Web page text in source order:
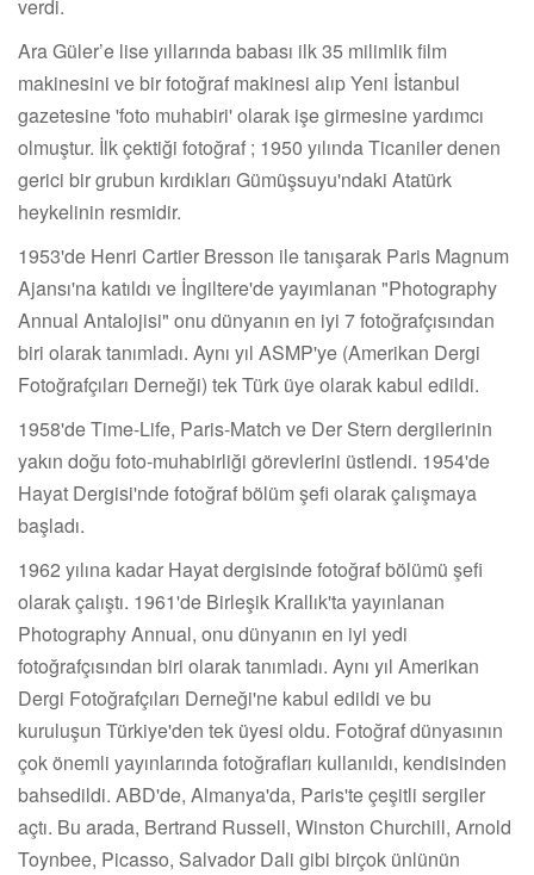
verdi.
Ara Güler’e lise yıllarında babası ilk 35 milimlik film
makinesini ve bir fotoğraf makinesi alıp Yeni İstanbul
gazetesine 'foto muhabiri' olarak işe girmesine yardımcı
olmuştur. İlk çektiği fotoğraf ; 1950 yılında Ticaniler denen
gerici bir grubun kırdıkları Gümüşsuyu'ndaki Atatürk
heykelinin resmidir.
1953'de Henri Cartier Bresson ile tanışarak Paris Magnum
Ajansı'na katıldı ve İngiltere'de yayımlanan "Photography
Annual Antalojisi" onu dünyanın en iyi 7 fotoğrafçısından
biri olarak tanımladı. Aynı yıl ASMP'ye (Amerikan Dergi
Fotoğrafçıları Derneği) tek Türk üye olarak kabul edildi.
1958'de Time-Life, Paris-Match ve Der Stern dergilerinin
yakın doğu foto-muhabirliği görevlerini üstlendi. 1954'de
Hayat Dergisi'nde fotoğraf bölüm şefi olarak çalışmaya
başladı.
1962 yılına kadar Hayat dergisinde fotoğraf bölümü şefi
olarak çalıştı. 1961'de Birleşik Krallık'ta yayınlanan
Photography Annual, onu dünyanın en iyi yedi
fotoğrafçısından biri olarak tanımladı. Aynı yıl Amerikan
Dergi Fotoğrafçıları Derneği'ne kabul edildi ve bu
kuruluşun Türkiye'den tek üyesi oldu. Fotoğraf dünyasının
çok önemli yayınlarında fotoğrafları kullanıldı, kendisinden
bahsedildi. ABD'de, Almanya'da, Paris'te çeşitli sergiler
açtı. Bu arada, Bertrand Russell, Winston Churchill, Arnold
Toynbee, Picasso, Salvador Dali gibi birçok ünlünün